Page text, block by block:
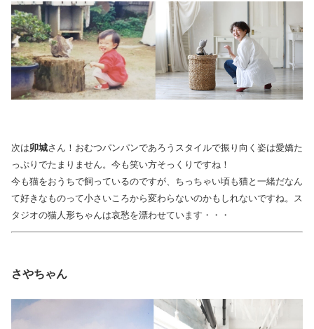
次は卯城さん！おむつパンパンであろうスタイルで振り向く姿は愛嬌た
っぷりでたまりません。今も笑い方そっくりですね！
今も猫をおうちで飼っているのですが、ちっちゃい頃も猫と一緒だなん
て好きなものって小さいころから変わらないのかもしれないですね。ス
タジオの猫人形ちゃんは哀愁を漂わせています・・・
さやちゃん